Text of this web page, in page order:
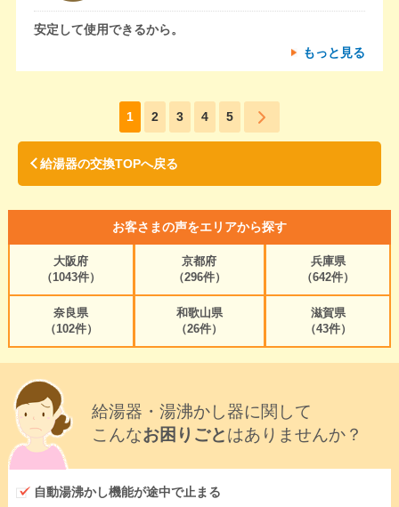
安定して使用できるから。
もっと見る
1 2 3 4 5
給湯器の交換TOPへ戻る
お客さまの声をエリアから探す
大阪府
（1043件）
京都府
（296件）
兵庫県
（642件）
奈良県
（102件）
和歌山県
（26件）
滋賀県
（43件）
給湯器・湯沸かし器に関して
こんなお困りごとはありませんか？
自動湯沸かし機能が途中で止まる